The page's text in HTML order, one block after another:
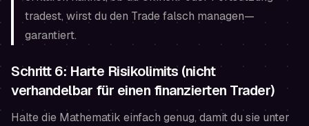
tradest, wirst du den Trade falsch managen—
garantiert.
Schritt 6: Harte Risikolimits (nicht
verhandelbar für einen finanzierten Trader)
Halte die Mathematik einfach genug, damit du sie unter